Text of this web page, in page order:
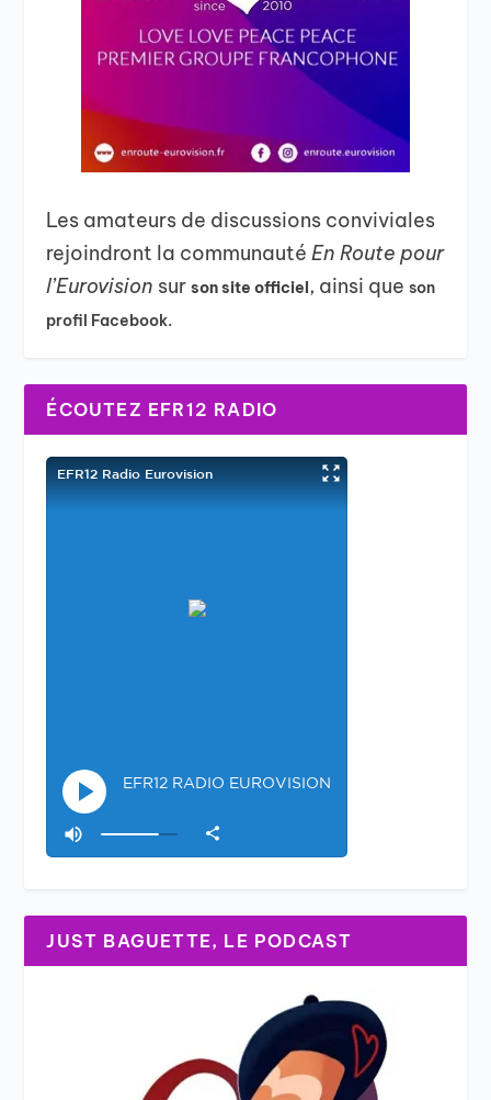
Les amateurs de discussions conviviales
rejoindront la communautéEn Route pour
l’Eurovision surson site officiel, ainsi queson
profil Facebook.
ÉCOUTEZ EFR12 RADIO
JUST BAGUETTE, LE PODCAST